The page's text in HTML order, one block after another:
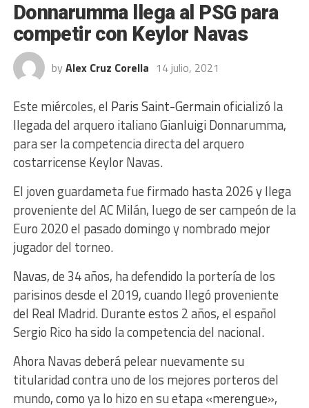
Donnarumma llega al PSG para
competir con Keylor Navas
by Alex Cruz Corella 14 julio, 2021
Este miércoles, el Paris Saint-Germainoficializó la
llegada del arquero italiano Gianluigi Donnarumma,
para ser la competencia directa del arquero
costarricense Keylor Navas.
El joven guardameta fue firmado hasta 2026 y llega
proveniente del AC Milán, luego de ser campeón de la
Euro 2020 el pasado domingo y nombrado mejor
jugador del torneo.
Navas, de 34 años, ha defendido la portería de los
parisinos desde el 2019, cuando llegó proveniente
del Real Madrid. Durante estos 2 años, el español
Sergio Rico ha sido la competencia del nacional.
Ahora Navas deberá pelear nuevamente su
titularidad contra uno de los mejores porteros del
mundo, como ya lo hizo en su etapa «merengue»,